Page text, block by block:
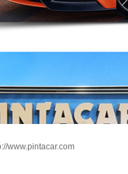
www.pintacar.com